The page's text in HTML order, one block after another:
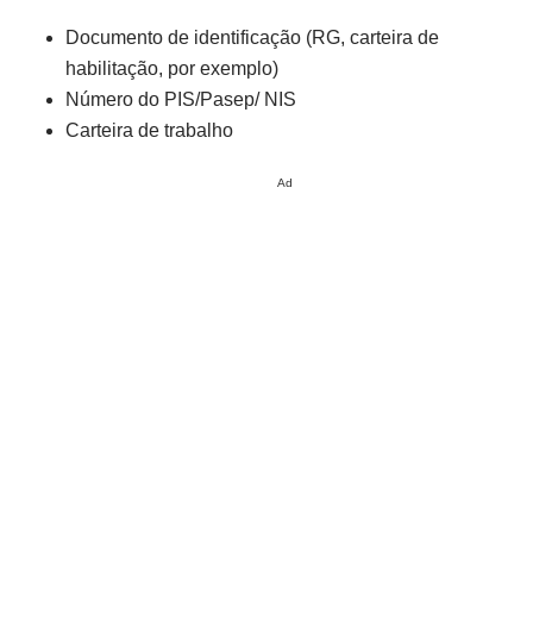
Documento de identificação (RG, carteira de
habilitação, por exemplo)
Número do PIS/Pasep/ NIS
Carteira de trabalho
Ad